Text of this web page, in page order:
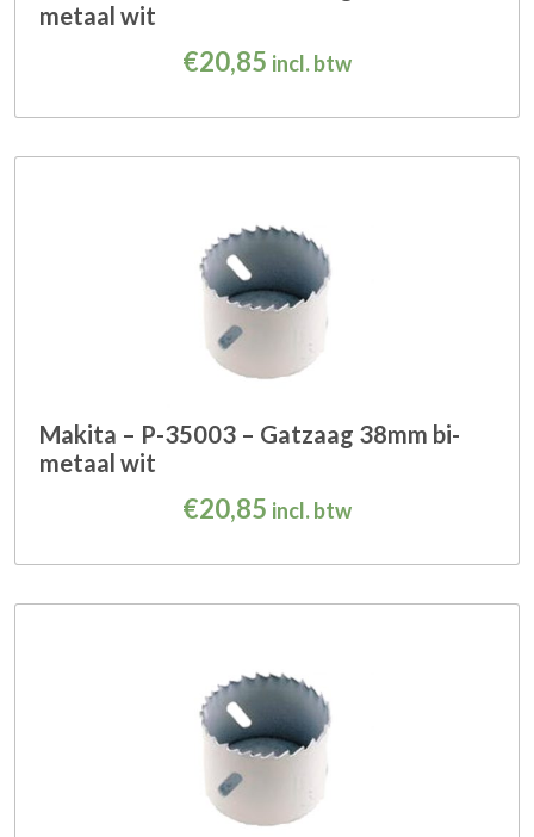
metaal wit
€20,85 incl. btw
Makita – P-35003 – Gatzaag 38mm bi-
metaal wit
€20,85 incl. btw